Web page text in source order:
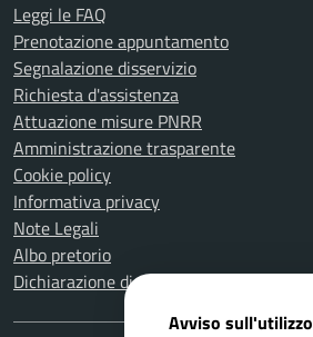
Leggi le FAQ
Prenotazione appuntamento
Segnalazione disservizio
Richiesta d'assistenza
Attuazione misure PNRR
Amministrazione trasparente
Cookie policy
Informativa privacy
Note Legali
Albo pretorio
Dichiarazione di accessibilità
Avviso sull'utilizzo